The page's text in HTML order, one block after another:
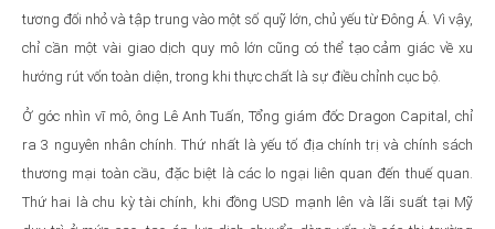
tương đối nhỏ và tập trung vào một số quỹ lớn, chủ yếu từ Đông Á. Vì vậy,
chỉ cần một vài giao dịch quy mô lớn cũng có thể tạo cảm giác về xu
hướng rút vốn toàn diện, trong khi thực chất là sự điều chỉnh cục bộ.
Ở góc nhìn vĩ mô, ông Lê Anh Tuấn, Tổng giám đốc Dragon Capital, chỉ
ra 3 nguyên nhân chính. Thứ nhất là yếu tố địa chính trị và chính sách
thương mại toàn cầu, đặc biệt là các lo ngại liên quan đến thuế quan.
Thứ hai là chu kỳ tài chính, khi đồng USD mạnh lên và lãi suất tại Mỹ